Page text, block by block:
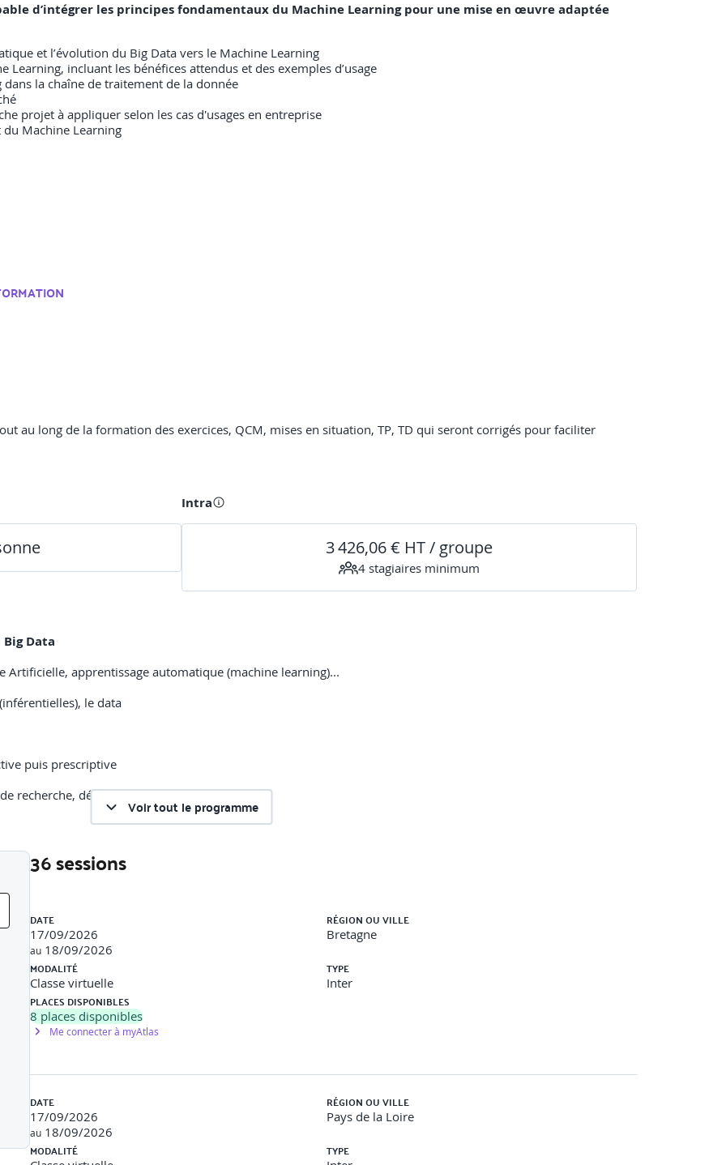
d’intégrer les principes fondamentaux du Machine Learning pour une mise en œuvre adaptée
et l’évolution du Big Data vers le Machine Learning
incluant les bénéfices attendus et des exemples d’usage
la chaîne de traitement de la donnée
projet à appliquer selon les cas d'usages en entreprise
Machine Learning
au long de la formation des exercices, QCM, mises en situation, TP, TD qui seront corrigés pour faciliter
Intra
3 426,06 € HT / groupe
4 stagiaires minimum
Data
Artificielle, apprentissage automatique (machine learning)...
le data
puis prescriptive
recherche, détection
(ex. de Netflix)
Principales
Voir tout le programme
36 sessions
DATE
17/09/2026
au 18/09/2026
RÉGION OU VILLE
Bretagne
MODALITÉ
Classe virtuelle
TYPE
Inter
PLACES DISPONIBLES
8 places disponibles
Me connecter à myAtlas
DATE
17/09/2026
au 18/09/2026
RÉGION OU VILLE
Pays de la Loire
MODALITÉ TYPE